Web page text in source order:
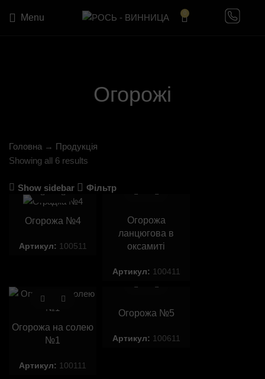
Menu 0
Огорожі
Головна → Продукція
Showing all 6 results
Show sidebar Фільтр
Огорожа №4
Артикул: 100511
Огорожа
ланцюгова в
оксамиті
Артикул: 100411
Огорожа на солею
№1
Артикул: 100111
Огорожа №5
Артикул: 100611